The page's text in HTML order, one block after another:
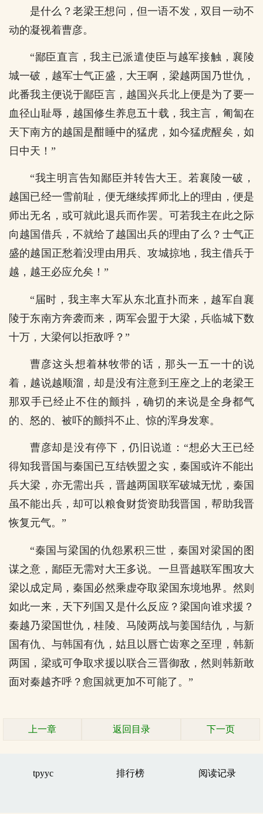
是什么？老梁王想问，但一语不发，双目一动不
动的凝视着曹彦。
“鄙臣直言，我主已派遣使臣与越军接触，襄陵
城一破，越军士气正盛，大王啊，梁越两国乃世仇，
此番我主便说于鄙臣言，越国兴兵北上便是为了要一
血径山耻辱，越国修生养息五十载，我主言，匍匐在
天下南方的越国是酣睡中的猛虎，如今猛虎醒矣，如
日中天！”
“我主明言告知鄙臣并转告大王。若襄陵一破，
越国已经一雪前耻，便无继续挥师北上的理由，便是
师出无名，或可就此退兵而作罢。可若我主在此之际
向越国借兵，不就给了越国出兵的理由了么？士气正
盛的越国正愁着没理由用兵、攻城掠地，我主借兵于
越，越王必应允矣！”
“届时，我主率大军从东北直扑而来，越军自襄
陵于东南方奔袭而来，两军会盟于大梁，兵临城下数
十万，大梁何以拒敌呼？”
曹彦这头想着林牧带的话，那头一五一十的说
着，越说越顺溜，却是没有注意到王座之上的老梁王
那双手已经止不住的颤抖，确切的来说是全身都气
的、怒的、被吓的颤抖不止、惊的浑身发寒。
曹彦却是没有停下，仍旧说道：“想必大王已经
得知我晋国与秦国已互结铁盟之实，秦国或许不能出
兵大梁，亦无需出兵，晋越两国联军破城无忧，秦国
虽不能出兵，却可以粮食财货资助我晋国，帮助我晋
恢复元气。”
“秦国与梁国的仇怨累积三世，秦国对梁国的图
谋之意，鄙臣无需对大王多说。一旦晋越联军围攻大
梁以成定局，秦国必然乘虚夺取梁国东境地界。然则
如此一来，天下列国又是什么反应？梁国向谁求援？
秦越乃梁国世仇，桂陵、马陵两战与姜国结仇，与新
国有仇、与韩国有仇，姑且以唇亡齿寒之至理，韩新
两国，梁或可争取求援以联合三晋御敌，然则韩新敢
面对秦越齐呼？愈国就更加不可能了。”
上一章 返回目录 下一页
tpyyc 排行榜 阅读记录